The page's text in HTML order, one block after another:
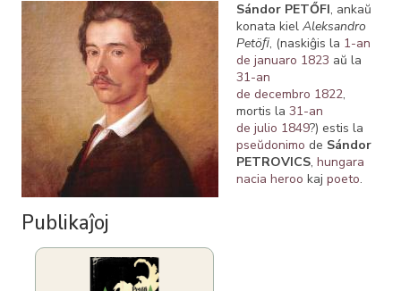
Sándor PETŐFI, ankaŭ
konata kiel Aleksandro
Petöﬁ, (naskiĝis la 1-an
de januaro 1823 aŭ la
31-an
de decembro 1822,
mortis la 31-an
de julio 1849?) estis la
pseŭdonimo de Sándor
PETROVICS, hungara
nacia heroo kaj poeto.
Publikaĵoj